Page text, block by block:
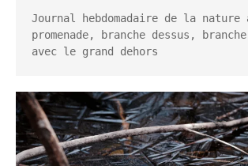
Journal hebdomadaire de la nature
promenade, branche dessus,
avec le grand dehors